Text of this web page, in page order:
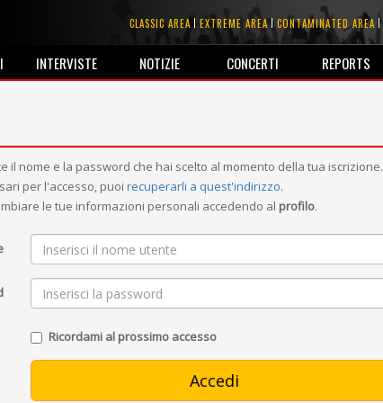
CLASSIC AREA EXTREME AREA CONTAMINATED AREA
INTERVISTE NOTIZIE CONCERTI REPORTS
il nome e la password che hai scelto al momento della tua iscrizione.
per l'accesso, puoi recuperarli a quest'indirizzo.
le tue informazioni personali accedendo al profilo.
Ricordami al prossimo accesso